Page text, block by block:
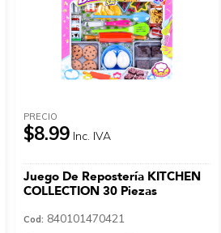
PRECIO
$8.99 Inc. IVA
Juego De Repostería KITCHEN
COLLECTION 30 Piezas
Cod: 840101470421